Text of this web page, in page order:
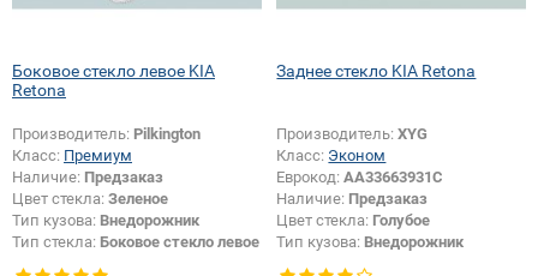
Боковое стекло левое KIA
Retona
Производитель: Pilkington
Класс: Премиум
Наличие: Предзаказ
Цвет стекла: Зеленое
Тип кузова: Внедорожник
Тип стекла: Боковое стекло левое
Заднее стекло KIA Retona
Производитель:XYG
Класс: Эконом
Еврокод:AA33663931C
Наличие: Предзаказ
Цвет стекла: Голубое
Тип кузова: Внедорожник
Тип стекла:Заднее стекло